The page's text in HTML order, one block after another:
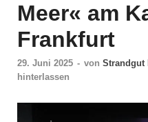
Meer« am
Frankfurt
29. Juni 2025 - von Strandgut
hinterlassen